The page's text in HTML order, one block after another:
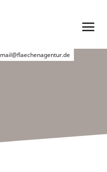
mail@flaechenagentur.de